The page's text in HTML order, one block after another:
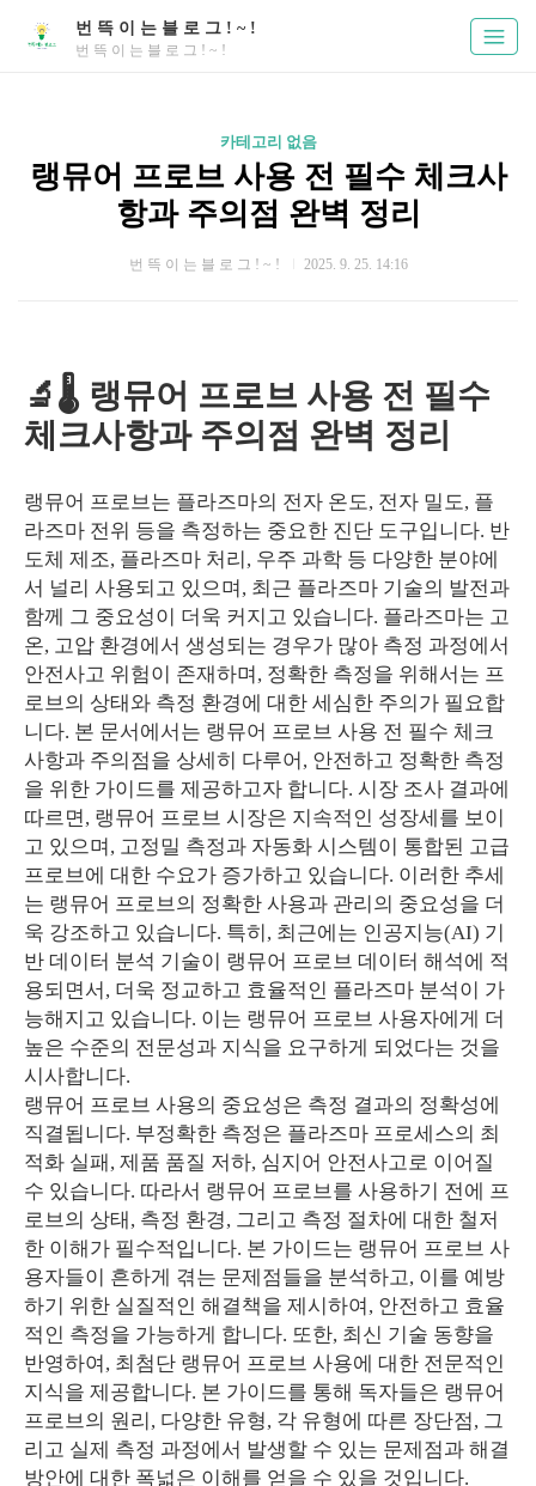
번 뜩 이 는 블 로 그 ! ~ !
번 뜩 이 는 블 로 그 ! ~ !
카테고리 없음
랭뮤어 프로브 사용 전 필수 체크사
항과 주의점 완벽 정리
번 뜩 이 는 블 로 그 ! ~ ! 2025. 9. 25. 14:16
🔬🌡️ 랭뮤어 프로브 사용 전 필수
체크사항과 주의점 완벽 정리
랭뮤어 프로브는 플라즈마의 전자 온도, 전자 밀도, 플
라즈마 전위 등을 측정하는 중요한 진단 도구입니다. 반
도체 제조, 플라즈마 처리, 우주 과학 등 다양한 분야에
서 널리 사용되고 있으며, 최근 플라즈마 기술의 발전과
함께 그 중요성이 더욱 커지고 있습니다. 플라즈마는 고
온, 고압 환경에서 생성되는 경우가 많아 측정 과정에서
안전사고 위험이 존재하며, 정확한 측정을 위해서는 프
로브의 상태와 측정 환경에 대한 세심한 주의가 필요합
니다. 본 문서에서는 랭뮤어 프로브 사용 전 필수 체크
사항과 주의점을 상세히 다루어, 안전하고 정확한 측정
을 위한 가이드를 제공하고자 합니다. 시장 조사 결과에
따르면, 랭뮤어 프로브 시장은 지속적인 성장세를 보이
고 있으며, 고정밀 측정과 자동화 시스템이 통합된 고급
프로브에 대한 수요가 증가하고 있습니다. 이러한 추세
는 랭뮤어 프로브의 정확한 사용과 관리의 중요성을 더
욱 강조하고 있습니다. 특히, 최근에는 인공지능(AI) 기
반 데이터 분석 기술이 랭뮤어 프로브 데이터 해석에 적
용되면서, 더욱 정교하고 효율적인 플라즈마 분석이 가
능해지고 있습니다. 이는 랭뮤어 프로브 사용자에게 더
높은 수준의 전문성과 지식을 요구하게 되었다는 것을
시사합니다.
랭뮤어 프로브 사용의 중요성은 측정 결과의 정확성에
직결됩니다. 부정확한 측정은 플라즈마 프로세스의 최
적화 실패, 제품 품질 저하, 심지어 안전사고로 이어질
수 있습니다. 따라서 랭뮤어 프로브를 사용하기 전에 프
로브의 상태, 측정 환경, 그리고 측정 절차에 대한 철저
한 이해가 필수적입니다. 본 가이드는 랭뮤어 프로브 사
용자들이 흔하게 겪는 문제점들을 분석하고, 이를 예방
하기 위한 실질적인 해결책을 제시하여, 안전하고 효율
적인 측정을 가능하게 합니다. 또한, 최신 기술 동향을
반영하여, 최첨단 랭뮤어 프로브 사용에 대한 전문적인
지식을 제공합니다. 본 가이드를 통해 독자들은 랭뮤어
프로브의 원리, 다양한 유형, 각 유형에 따른 장단점, 그
리고 실제 측정 과정에서 발생할 수 있는 문제점과 해결
방안에 대한 폭넓은 이해를 얻을 수 있을 것입니다.